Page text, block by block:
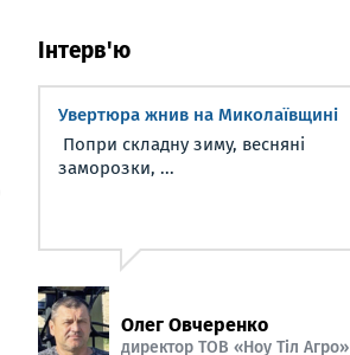
Інтерв'ю
Увертюра жнив на Миколаївщині
Попри складну зиму, весняні
заморозки, ...
Олег Овчеренко
директор ТОВ «Ноу Тіл Агро»